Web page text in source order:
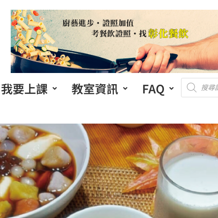
我要上課 教室資訊 FAQ